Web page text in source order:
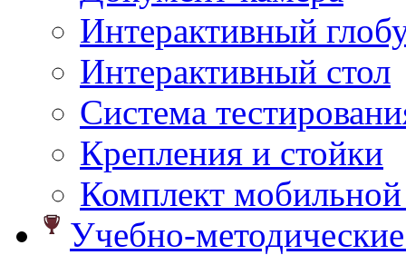
Интерактивный
Интерактивный стол
Система
Крепления и стойки
Комплект
Учебно-